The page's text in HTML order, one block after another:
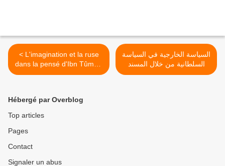
< L'imagination et la ruse
dans la pensé d'Ibn Tûmart
/ texte d'Ibn Abî Zar' dans le
السياسة الخارجية في السياسة
السلطانية من خلال المسند
لإبن مرزوق >
Hébergé par Overblog
Top articles
Pages
Contact
Signaler un abus